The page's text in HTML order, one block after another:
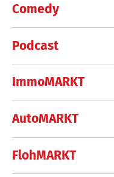
Comedy
Podcast
ImmoMARKT
AutoMARKT
FlohMARKT